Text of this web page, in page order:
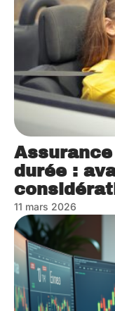
durée :
11 mars 2026